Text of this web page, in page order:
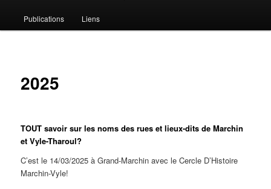
Publications Liens
2025
TOUT savoir sur les noms des rues et lieux-dits de Marchin
et Vyle-Tharoul?
C’est le 14/03/2025 à Grand-Marchin avec le Cercle D’Histoire
Marchin-Vyle!